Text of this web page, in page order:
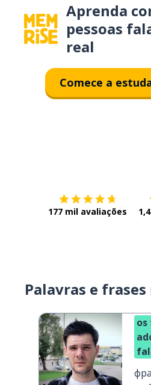
Aprenda
pessoas
real
Comece a
177 mil avaliações
Palavras e
os